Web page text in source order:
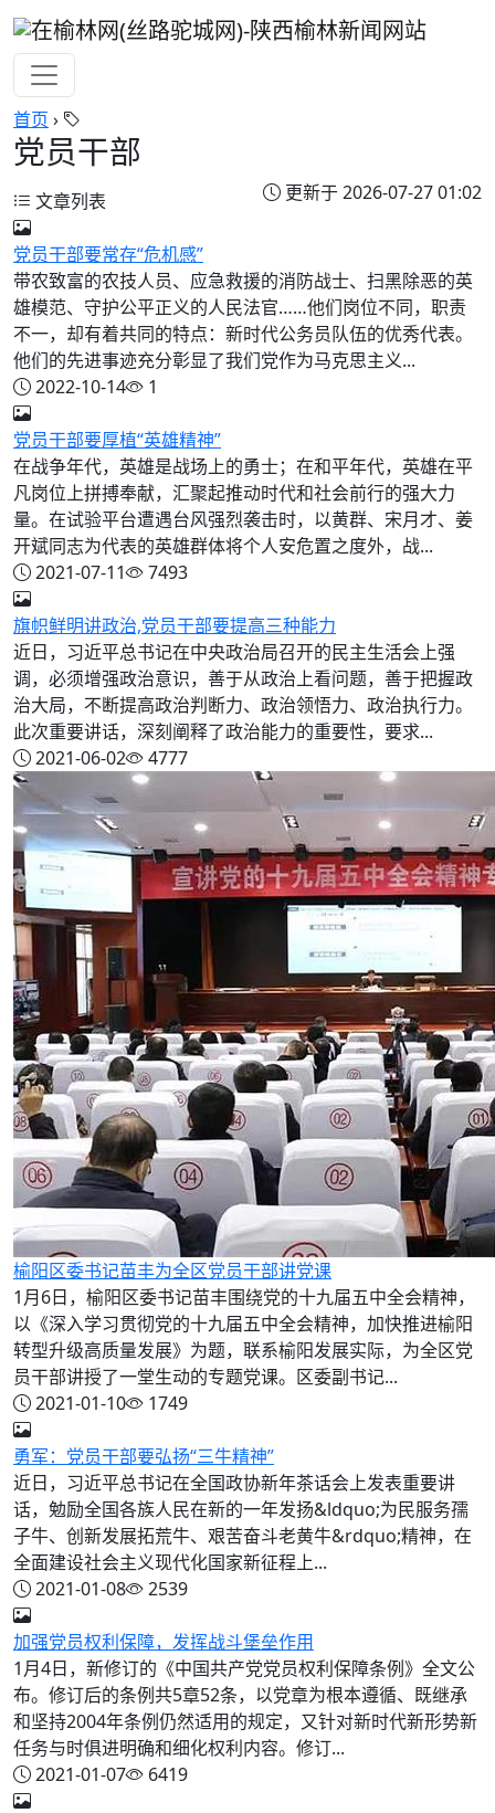
首页 ›
党员干部
更新于 2026-07-27 01:02
文章列表
党员干部要常存“危机感”
带农致富的农技人员、应急救援的消防战士、扫黑除恶的英
雄模范、守护公平正义的人民法官……他们岗位不同，职责
不一，却有着共同的特点：新时代公务员队伍的优秀代表。
他们的先进事迹充分彰显了我们党作为马克思主义...
2022-10-14
1
党员干部要厚植“英雄精神”
在战争年代，英雄是战场上的勇士；在和平年代，英雄在平
凡岗位上拼搏奉献，汇聚起推动时代和社会前行的强大力
量。在试验平台遭遇台风强烈袭击时，以黄群、宋月才、姜
开斌同志为代表的英雄群体将个人安危置之度外，战...
2021-07-11
7493
旗帜鲜明讲政治,党员干部要提高三种能力
近日，习近平总书记在中央政治局召开的民主生活会上强
调，必须增强政治意识，善于从政治上看问题，善于把握政
治大局，不断提高政治判断力、政治领悟力、政治执行力。
此次重要讲话，深刻阐释了政治能力的重要性，要求...
2021-06-02
4777
榆阳区委书记苗丰为全区党员干部讲党课
1月6日，榆阳区委书记苗丰围绕党的十九届五中全会精神，
以《深入学习贯彻党的十九届五中全会精神，加快推进榆阳
转型升级高质量发展》为题，联系榆阳发展实际，为全区党
员干部讲授了一堂生动的专题党课。区委副书记...
2021-01-10
1749
勇军：党员干部要弘扬“三牛精神”
近日，习近平总书记在全国政协新年茶话会上发表重要讲
话，勉励全国各族人民在新的一年发扬&ldquo;为民服务孺
子牛、创新发展拓荒牛、艰苦奋斗老黄牛&rdquo;精神，在
全面建设社会主义现代化国家新征程上...
2021-01-08
2539
加强党员权利保障，发挥战斗堡垒作用
1月4日，新修订的《中国共产党党员权利保障条例》全文公
布。修订后的条例共5章52条，以党章为根本遵循、既继承
和坚持2004年条例仍然适用的规定，又针对新时代新形势新
任务与时俱进明确和细化权利内容。修订...
2021-01-07
6419